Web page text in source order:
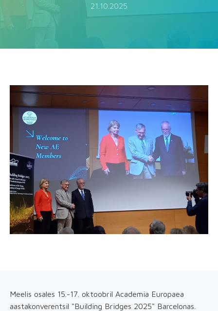
21.10.2025
Meelis osales 15.-17. oktoobril Academia Europaea
aastakonverentsil "Building Bridges 2025" Barcelonas.